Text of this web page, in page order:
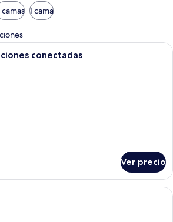
camas 1 cama
Un dormitorio con una cama, una
conectadas
Ver precio
Un dormitorio con una cama